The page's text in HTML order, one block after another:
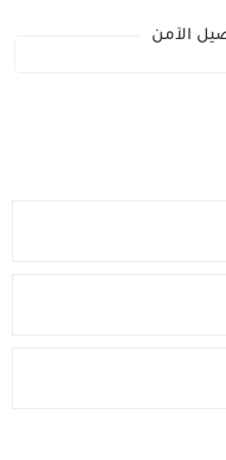
الآمن